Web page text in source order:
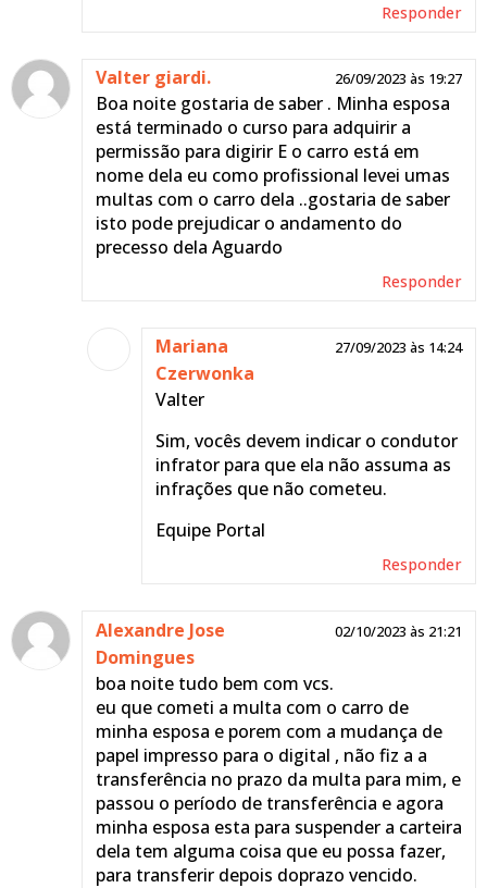
Responder
Valter giardi. 26/09/2023 às 19:27
Boa noite gostaria de saber . Minha esposa
está terminado o curso para adquirir a
permissão para digirir E o carro está em
nome dela eu como profissional levei umas
multas com o carro dela ..gostaria de saber
isto pode prejudicar o andamento do
precesso dela Aguardo
Responder
Mariana
Czerwonka
27/09/2023 às 14:24
Valter
Sim, vocês devem indicar o condutor
infrator para que ela não assuma as
infrações que não cometeu.
Equipe Portal
Responder
Alexandre Jose
Domingues
02/10/2023 às 21:21
boa noite tudo bem com vcs.
eu que cometi a multa com o carro de
minha esposa e porem com a mudança de
papel impresso para o digital , não fiz a a
transferência no prazo da multa para mim, e
passou o período de transferência e agora
minha esposa esta para suspender a carteira
dela tem alguma coisa que eu possa fazer,
para transferir depois doprazo vencido.